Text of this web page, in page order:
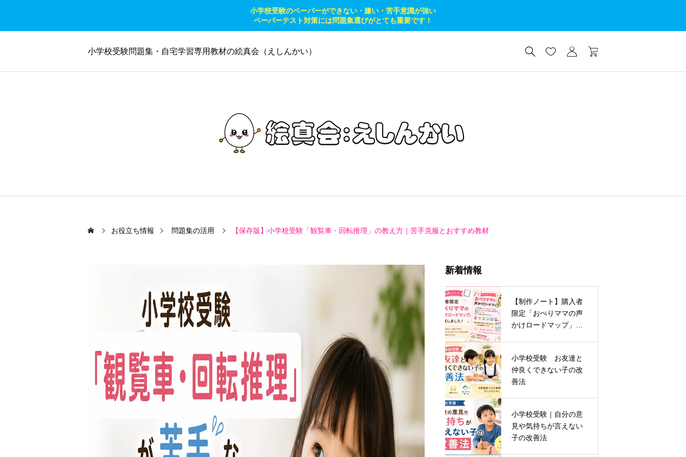
小学校受験のペーパーができない・嫌い・苦手意識が強い
ペーパーテスト対策には問題集選びがとても重要です！
小学校受験問題集・自宅学習専用教材の絵真会（えしんかい）
お役立ち情報 問題集の活用 【保存版】小学校受験「観覧車・回転推理」の教え方｜苦手克服とおすすめ教材
新着情報
【制作ノート】購入者
限定「おぺりママの声
かけロードマップ」が
小学校受験 お友達と
仲良くできない子の改
善法
小学校受験｜自分の意
見や気持ちが言えない
子の改善法